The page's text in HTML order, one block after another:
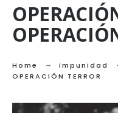
Home Impunidad
OPERACIÓN TERROR